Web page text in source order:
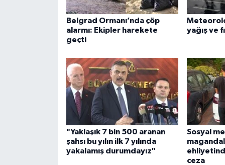
Belgrad Ormanı’nda çöp
alarmı: Ekipler harekete
geçti
yağış ve
"Yaklaşık 7 bin 500 aranan
şahsı bu yılın ilk 7 yılında
yakalamış durumdayız"
Sosyal
ceza